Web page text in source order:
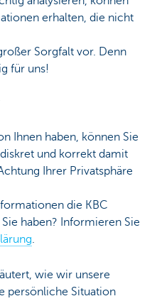
erhalten, die nicht
Sorgfalt vor. Denn
für uns!
Ihnen haben, können Sie
und korrekt damit
Ihrer Privatsphäre
die KBC
haben? Informieren Sie
wie wir unsere
persönliche Situation